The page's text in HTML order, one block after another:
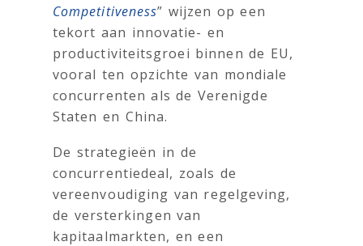
Competitiveness” wijzen op een
tekort aan innovatie- en
productiviteitsgroei binnen de EU,
vooral ten opzichte van mondiale
concurrenten als de Verenigde
Staten en China.
De strategieën in de
concurrentiedeal, zoals de
vereenvoudiging van regelgeving,
de versterkingen van
kapitaalmarkten, en een